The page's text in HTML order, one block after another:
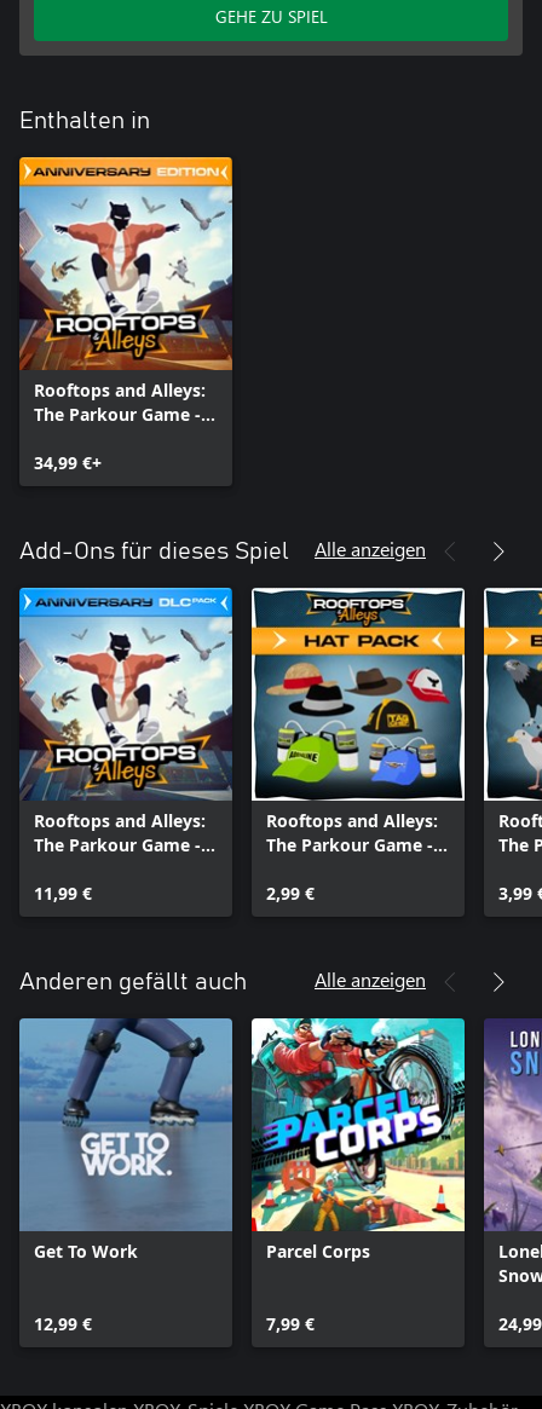
GEHE ZU SPIEL
Enthalten in
Rooftops and Alleys:
The Parkour Game -
34,99 €+
Add-Ons für dieses Spiel Alle anzeigen
Rooftops and Alleys:
The Parkour Game -
11,99 €
Rooftops and Alleys:
The Parkour Game -
2,99 €
The
3,99
Anderen gefällt auch Alle anzeigen
Get To Work
12,99 €
Parcel Corps
7,99 €